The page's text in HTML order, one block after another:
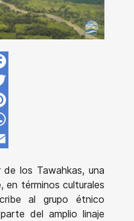
Facebook
los Tawahkas, una
en términos culturales
al grupo étnico
del amplio linaje